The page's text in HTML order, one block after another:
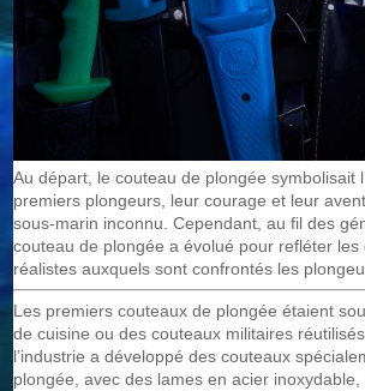
Au départ, le couteau de plongée symbolisait
premiers plongeurs, leur courage et leur
sous-marin inconnu. Cependant, au fil des
couteau de plongée a évolué pour refléter les
réalistes auxquels sont confrontés les
Les premiers couteaux de plongée étaient
de cuisine ou des couteaux militaires
l’industrie a développé des couteaux
plongée, avec des lames en acier